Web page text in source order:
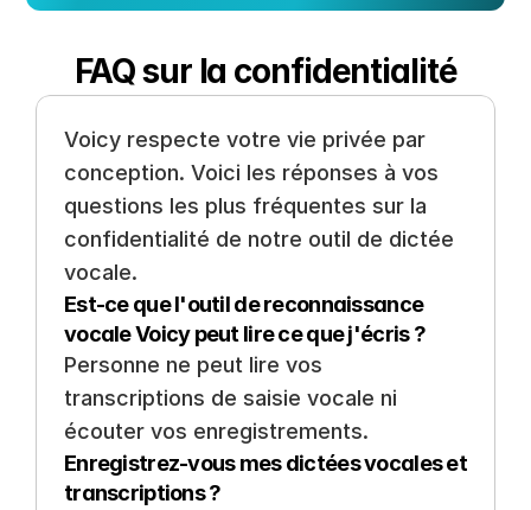
FAQ sur la confidentialité
Voicy respecte votre vie privée par
conception. Voici les réponses à vos
questions les plus fréquentes sur la
confidentialité de notre outil de dictée
vocale.
Est-ce que l'outil de reconnaissance
vocale Voicy peut lire ce que j'écris ?
Personne ne peut lire vos
transcriptions de saisie vocale ni
écouter vos enregistrements.
Enregistrez-vous mes dictées vocales et
transcriptions ?